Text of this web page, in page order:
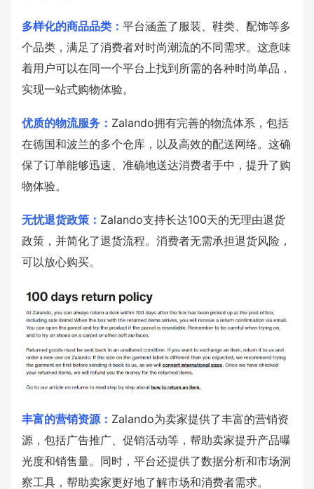
多样化的商品品类： 平台涵盖了服装、鞋类、配饰等多
个品类，满足了消费者对时尚潮流的不同需求。这意味
着用户可以在同一个平台上找到所需的各种时尚单品，
实现一站式购物体验。
优质的物流服务： Zalando拥有完善的物流体系，包括
在德国和波兰的多个仓库，以及高效的配送网络。这确
保了订单能够迅速、准确地送达消费者手中，提升了购
物体验。
无忧退货政策： Zalando支持长达100天的无理由退货
政策，并简化了退货流程。消费者无需承担退货风险，
可以放心购买。
丰富的营销资源： Zalando为卖家提供了丰富的营销资
源，包括广告推广、促销活动等，帮助卖家提升产品曝
光度和销售量。同时，平台还提供了数据分析和市场洞
察工具，帮助卖家更好地了解市场和消费者需求。